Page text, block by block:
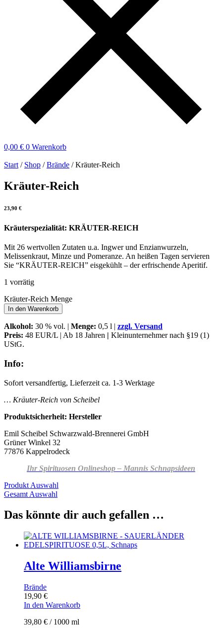
0,00 € 0 Warenkorb
Start / Shop /Brände / Kräuter-Reich
Kräuter-Reich
23,90 €
Kräuterspezialität: KRÄUTER-REICH
Mit 26 wertvollen Zutaten u.a. Ingwer und Enzianwurzeln,
Melissenkraut, Minze und Pomeranze. An heißen Tagen servieren
Sie “KRÄUTER-REICH” eisgekühlt – der erfrischende Aperitif.
1 vorrätig
Kräuter-Reich Menge
In den Warenkorb
Alkohol: 30 % vol. | Menge: 0,5 l | zzgl. Versand
Preis: 48 EUR/L | Ab 18 Jahren | Kleinunternehmer nach §19 (1)
UStG.
Info:
Sofort versandfertig, Lieferzeit ca. 1-3 Werktage
… Kräuter-Reich von Scheibel
Produktsicherheit: Hersteller
Emil Scheibel Schwarzwald-Brennerei GmbH
Grüner Winkel 32
77876 Kappelrodeck
Ihr Spirituosen Onlineshop – Mannis Schnapsideen
Produkt Auswahl
Gesamt Auswahl
Das könnte dir auch gefallen …
Alte Williamsbirne
Brände
19,90 €
In den Warenkorb
39,80 € / 1000 ml